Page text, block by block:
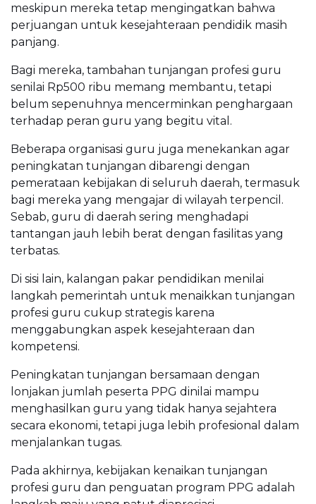
meskipun mereka tetap mengingatkan bahwa
perjuangan untuk kesejahteraan pendidik masih
panjang.
Bagi mereka, tambahan tunjangan profesi guru
senilai Rp500 ribu memang membantu, tetapi
belum sepenuhnya mencerminkan penghargaan
terhadap peran guru yang begitu vital.
Beberapa organisasi guru juga menekankan agar
peningkatan tunjangan dibarengi dengan
pemerataan kebijakan di seluruh daerah, termasuk
bagi mereka yang mengajar di wilayah terpencil.
Sebab, guru di daerah sering menghadapi
tantangan jauh lebih berat dengan fasilitas yang
terbatas.
Di sisi lain, kalangan pakar pendidikan menilai
langkah pemerintah untuk menaikkan tunjangan
profesi guru cukup strategis karena
menggabungkan aspek kesejahteraan dan
kompetensi.
Peningkatan tunjangan bersamaan dengan
lonjakan jumlah peserta PPG dinilai mampu
menghasilkan guru yang tidak hanya sejahtera
secara ekonomi, tetapi juga lebih profesional dalam
menjalankan tugas.
Pada akhirnya, kebijakan kenaikan tunjangan
profesi guru dan penguatan program PPG adalah